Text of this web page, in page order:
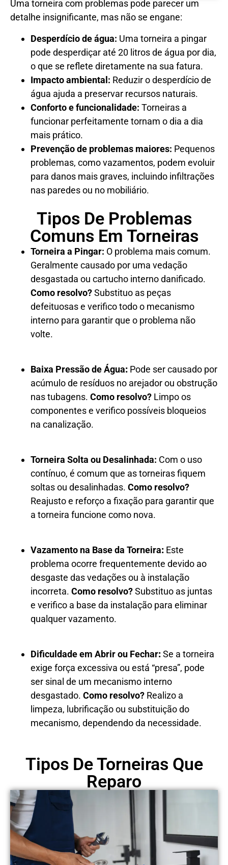
Uma torneira com problemas pode parecer um
detalhe insignificante, mas não se engane:
Desperdício de água: Uma torneira a pingar
pode desperdiçar até 20 litros de água por dia,
o que se reflete diretamente na sua fatura.
Impacto ambiental: Reduzir o desperdício de
água ajuda a preservar recursos naturais.
Conforto e funcionalidade: Torneiras a
funcionar perfeitamente tornam o dia a dia
mais prático.
Prevenção de problemas maiores: Pequenos
problemas, como vazamentos, podem evoluir
para danos mais graves, incluindo infiltrações
nas paredes ou no mobiliário.
Tipos De Problemas
Comuns Em Torneiras
Torneira a Pingar: O problema mais comum.
Geralmente causado por uma vedação
desgastada ou cartucho interno danificado.
Como resolvo?Substituo as peças
defeituosas e verifico todo o mecanismo
interno para garantir que o problema não
volte.
Baixa Pressão de Água: Pode ser causado por
acúmulo de resíduos no arejador ou obstrução
nas tubagens. Como resolvo? Limpo os
componentes e verifico possíveis bloqueios
na canalização.
Torneira Solta ou Desalinhada: Com o uso
contínuo, é comum que as torneiras fiquem
soltas ou desalinhadas. Como resolvo?
Reajusto e reforço a fixação para garantir que
a torneira funcione como nova.
Vazamento na Base da Torneira: Este
problema ocorre frequentemente devido ao
desgaste das vedações ou à instalação
incorreta. Como resolvo?Substituo as juntas
e verifico a base da instalação para eliminar
qualquer vazamento.
Dificuldade em Abrir ou Fechar:Se a torneira
exige força excessiva ou está “presa”, pode
ser sinal de um mecanismo interno
desgastado. Como resolvo? Realizo a
limpeza, lubrificação ou substituição do
mecanismo, dependendo da necessidade.
Tipos De Torneiras Que
Reparo